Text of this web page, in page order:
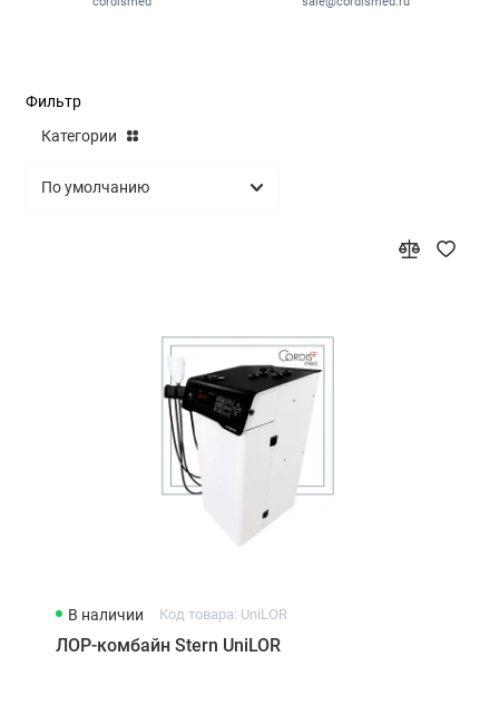
Фильтр
Категории
В наличии Код товара: UniLOR
ЛОР-комбайн Stern UniLOR